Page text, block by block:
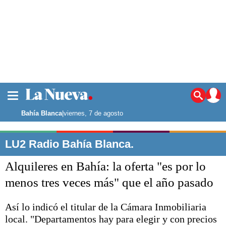
Noticias
La ciudad
Punta Alta
El país
El mundo
Seguridad
Opinión
Deportes
Escenario Olímpico
Liga del Sur
Bahía Blanca|viernes, 7 de agosto
LU2 Radio Bahía Blanca.
Alquileres en Bahía: la oferta "es por lo
menos tres veces más" que el año pasado
Así lo indicó el titular de la Cámara Inmobiliaria
local. "Departamentos hay para elegir y con precios